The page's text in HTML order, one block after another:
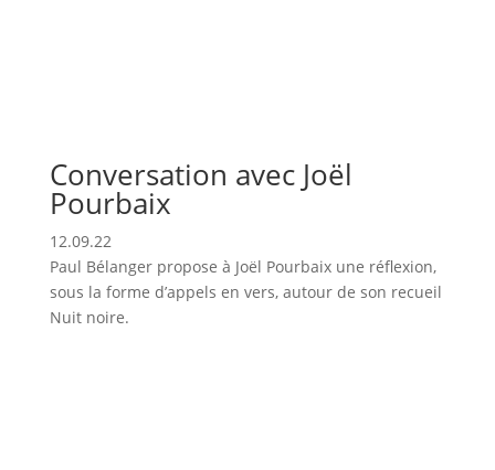
Conversation avec Joël
Pourbaix
12.09.22
Paul Bélanger propose à Joël Pourbaix une réflexion,
sous la forme d’appels en vers, autour de son recueil
Nuit noire.